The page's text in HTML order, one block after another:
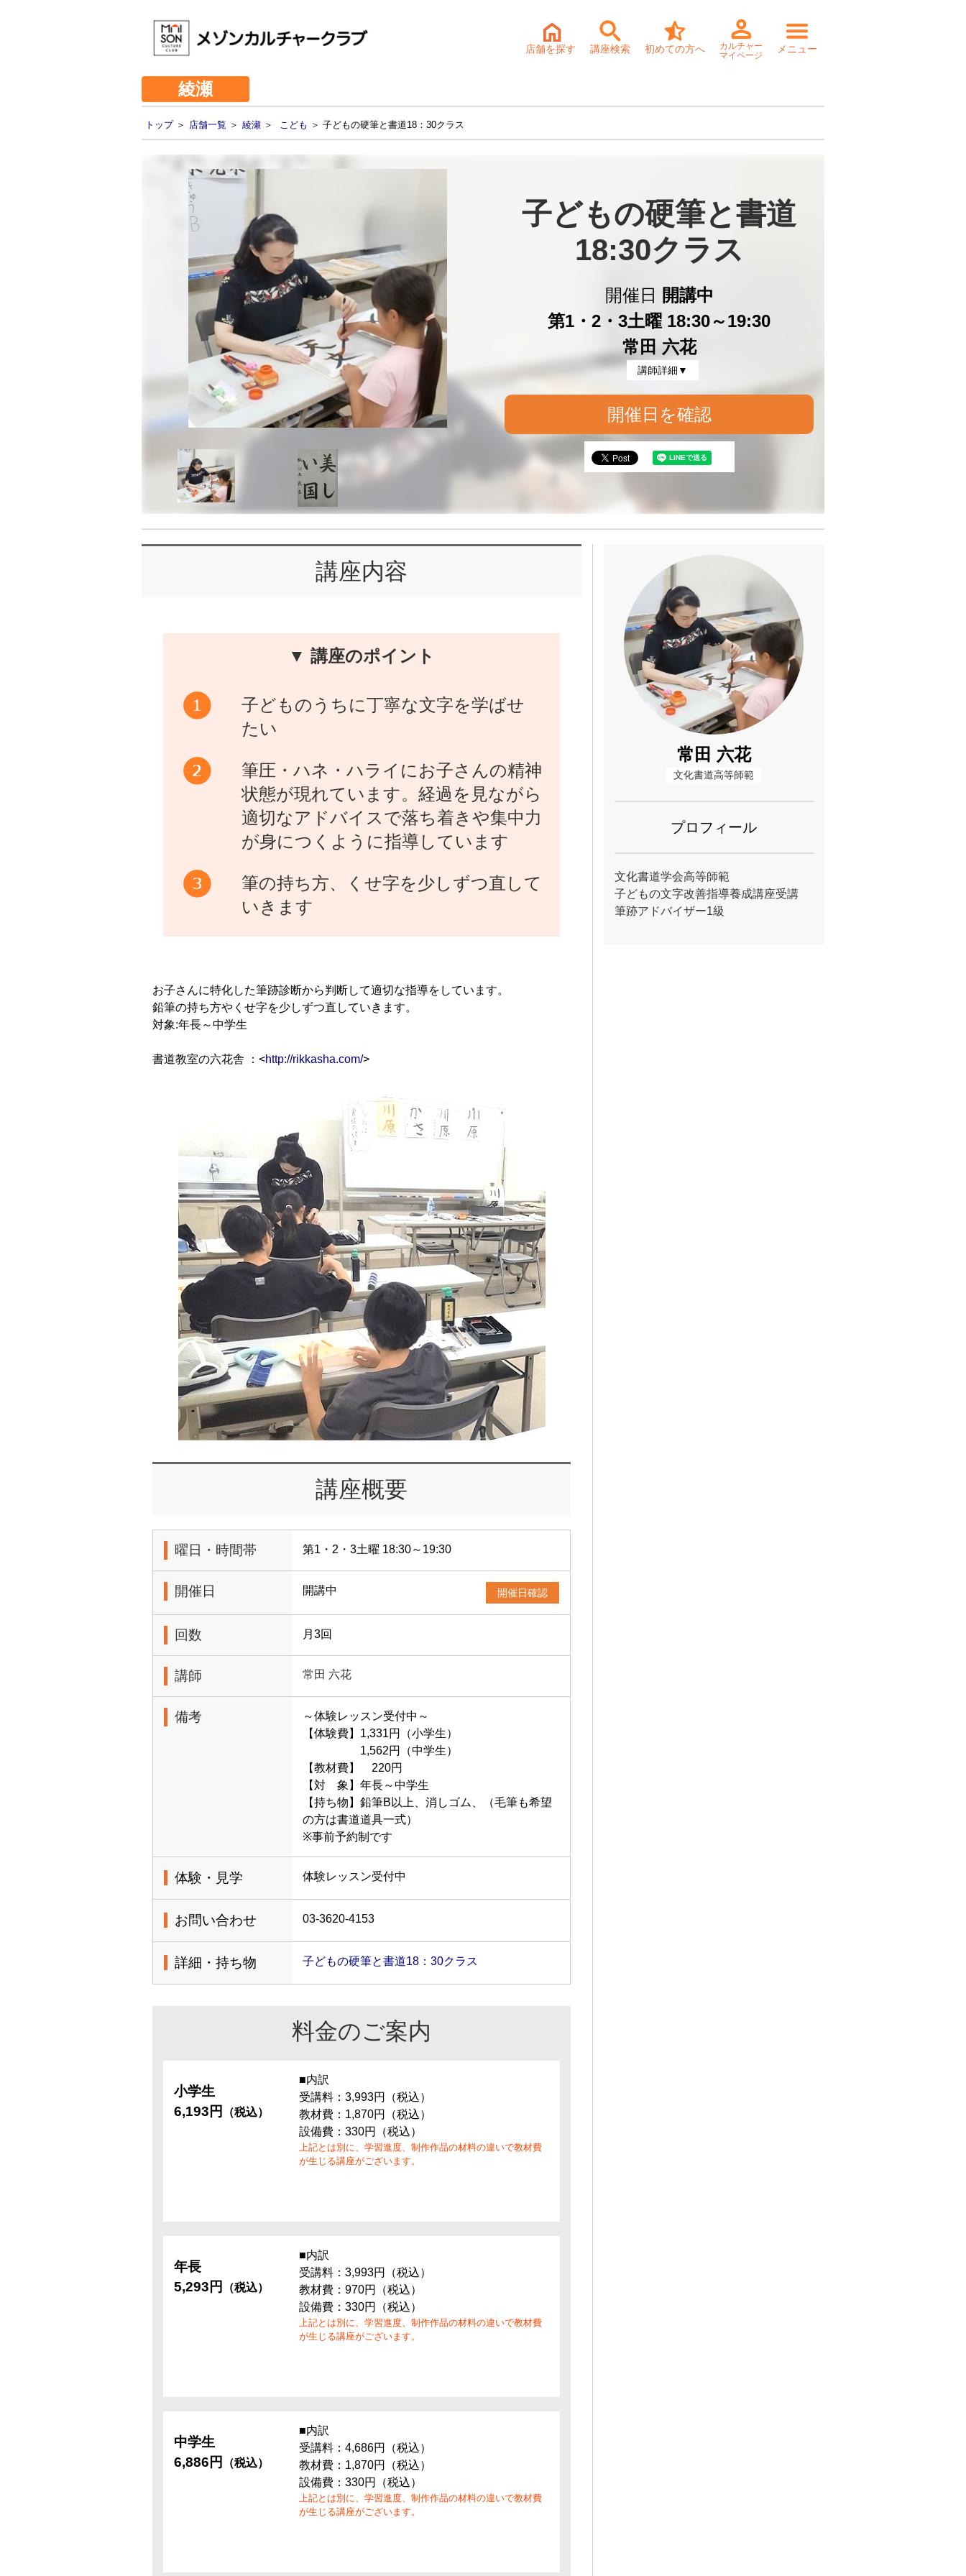
店舗を探す 講座検索 初めての方へ
カルチャー
マイページ
メニュー
綾瀬
トップ＞ 店舗一覧 ＞ 綾瀬 ＞ こども ＞ 子どもの硬筆と書道18：30クラス
子どもの硬筆と書道
18:30クラス
開催日
開講中
第1・2・3土曜 18:30～19:30
常田 六花
講師詳細▼
開催日を確認
講座内容
▼ 講座のポイント
子どものうちに丁寧な文字を学ばせ
たい
筆圧・ハネ・ハライにお子さんの精神
状態が現れています。経過を見ながら
適切なアドバイスで落ち着きや集中力
が身につくように指導しています
筆の持ち方、くせ字を少しずつ直して
いきます
お子さんに特化した筆跡診断から判断して適切な指導をしています。
鉛筆の持ち方やくせ字を少しずつ直していきます。
対象:年長～中学生
書道教室の六花舎 ：<http://rikkasha.com/>
講座概要
曜日・時間帯 第1・2・3土曜 18:30～19:30
開催日 開講中 開催日確認
回数 月3回
講師 常田 六花
備考
～体験レッスン受付中～
【体験費】1,331円（小学生）
1,562円（中学生）
【教材費】 220円
【対 象】年長～中学生
【持ち物】鉛筆B以上、消しゴム、（毛筆も希望
の方は書道道具一式）
※事前予約制です
体験・見学 体験レッスン受付中
お問い合わせ 03-3620-4153
詳細・持ち物 子どもの硬筆と書道18：30クラス
料金のご案内
小学生
6,193円
（税込）
■内訳
受講料：3,993円（税込）
教材費：1,870円（税込）
設備費：330円（税込）
上記とは別に、学習進度、制作作品の材料の違いで教材費
が生じる講座がございます。
年長
5,293円
（税込）
■内訳
受講料：3,993円（税込）
教材費：970円（税込）
設備費：330円（税込）
上記とは別に、学習進度、制作作品の材料の違いで教材費
が生じる講座がございます。
中学生
6,886円
（税込）
■内訳
受講料：4,686円（税込）
教材費：1,870円（税込）
設備費：330円（税込）
上記とは別に、学習進度、制作作品の材料の違いで教材費
が生じる講座がございます。
常田 六花
文化書道高等師範
プロフィール
文化書道学会高等師範
子どもの文字改善指導養成講座受講
筆跡アドバイザー1級